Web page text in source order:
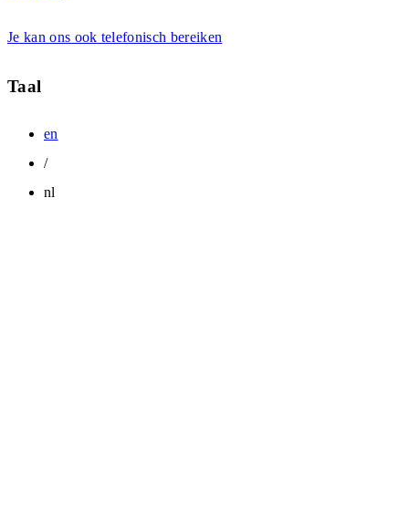
Je kan ons ook telefonisch bereiken
Taal
en
/
nl